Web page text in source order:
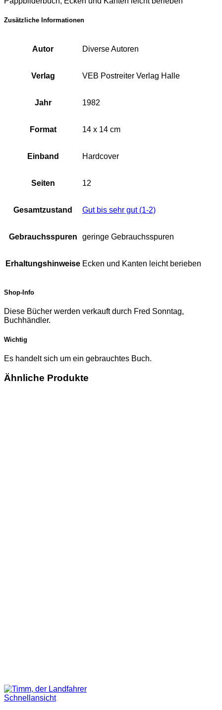
Zusätzliche Informationen
Autor Diverse Autoren
Verlag VEB Postreiter Verlag Halle
Jahr 1982
Format 14 x 14 cm
Einband Hardcover
Seiten 12
Gesamtzustand Gut bis sehr gut (1-2)
Gebrauchsspuren geringe Gebrauchsspuren
Erhaltungshinweise Ecken und Kanten leicht berieben
Shop-Info
Diese Bücher werden verkauft durch Fred Sonntag,
Buchhändler.
Wichtig
Es handelt sich um ein gebrauchtes Buch.
Ähnliche Produkte
Schnellansicht